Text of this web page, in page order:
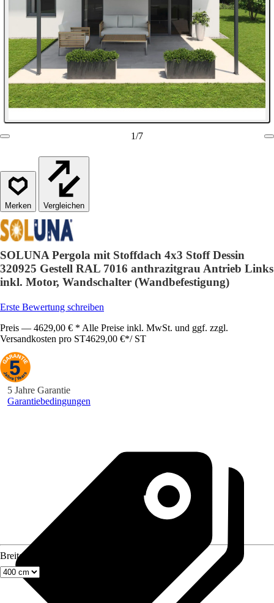
1/7
Vergleichen
SOLUNA Pergola mit Stoffdach 4x3 Stoff Dessin
320925 Gestell RAL 7016 anthrazitgrau Antrieb Links
inkl. Motor, Wandschalter (Wandbefestigung)
Erste Bewertung schreiben
Preis — 4629,00 € * Alle Preise inkl. MwSt. und ggf. zzgl.
Versandkosten pro ST4629,00 €*/ ST
5 Jahre Garantie
Garantiebedingungen
Breite